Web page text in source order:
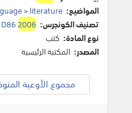
المواضيع:
>literature
تصنيف الكونجرس: 2006
نوع المادة: كتب
المصدر: المكتبة الرئيسية
مجموع الأوعية